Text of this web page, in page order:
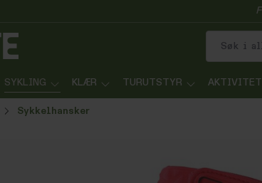
SYKLING KLÆR TURUTSTYR
Sykkelhansker